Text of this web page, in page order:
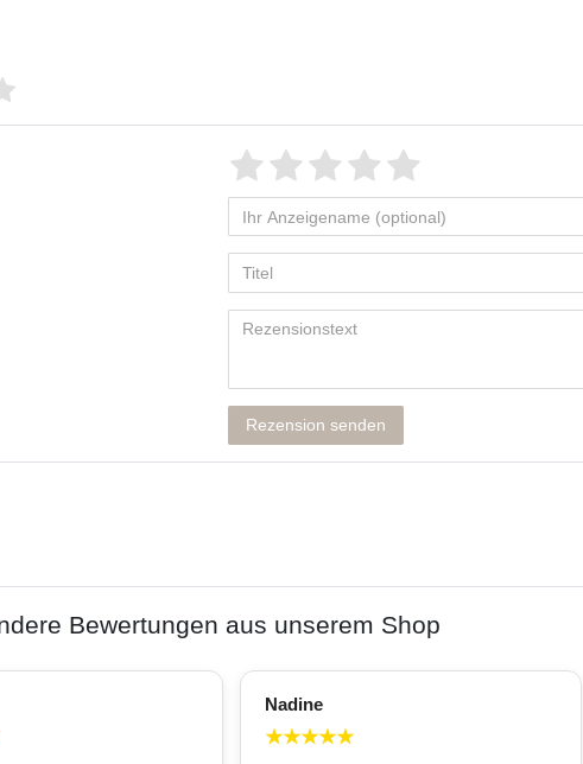
Rezension senden
Bewertungen aus unserem Shop
Nadine
★★★★★